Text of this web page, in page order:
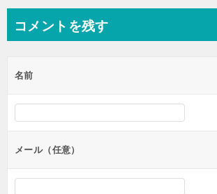
ビ
ー
コメントを残す
名前
メール（任意）